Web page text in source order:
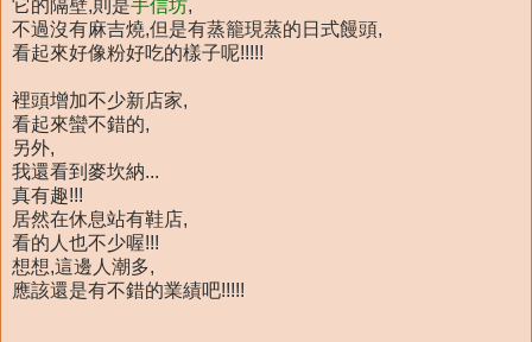
它的隔壁,則是手信坊,
不過沒有麻吉燒,但是有蒸籠現蒸的日式饅頭,
看起來好像粉好吃的樣子呢!!!!!
裡頭增加不少新店家,
看起來蠻不錯的,
另外,
我還看到麥坎納...
真有趣!!!
居然在休息站有鞋店,
看的人也不少喔!!!
想想,這邊人潮多,
應該還是有不錯的業績吧!!!!!